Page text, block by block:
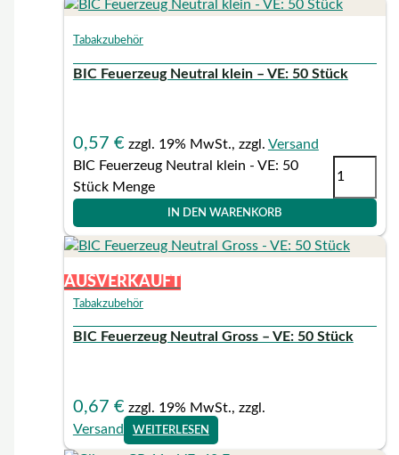
Tabakzubehör
BIC Feuerzeug Neutral klein – VE: 50 Stück
0,57 € zzgl. 19% MwSt., zzgl. Versand
BIC Feuerzeug Neutral klein - VE: 50
Stück Menge
IN DEN WARENKORB
AUSVERKAUFT
Tabakzubehör
BIC Feuerzeug Neutral Gross – VE: 50 Stück
0,67 € zzgl. 19% MwSt., zzgl.
Versand
WEITERLESEN